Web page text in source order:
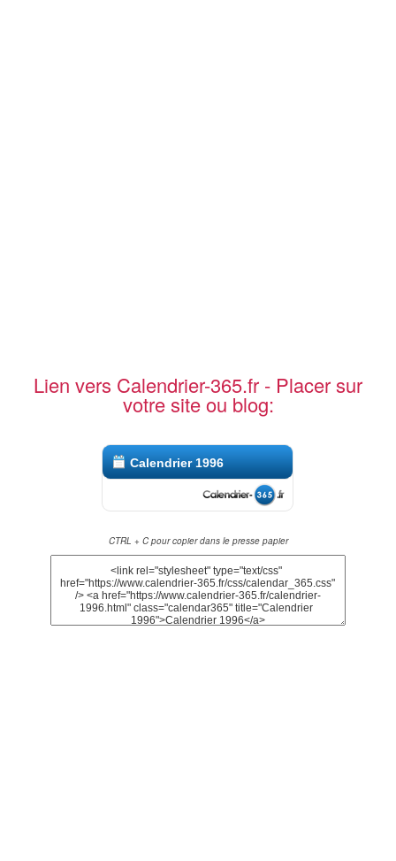
Lien vers Calendrier-365.fr - Placer sur
votre site ou blog:
Calendrier 1996
CTRL + C pour copier dans le presse papier